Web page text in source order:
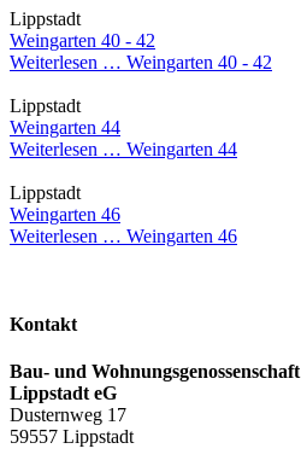
Lippstadt
Weingarten 40 - 42
Weiterlesen … Weingarten 40 - 42
Lippstadt
Weingarten 44
Weiterlesen … Weingarten 44
Lippstadt
Weingarten 46
Weiterlesen … Weingarten 46
Kontakt
Bau- und Wohnungsgenossenschaft
Lippstadt eG
Dusternweg 17
59557 Lippstadt